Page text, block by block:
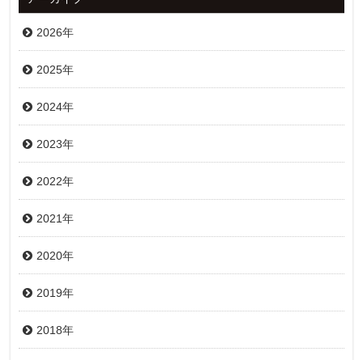
2026年
2025年
2024年
2023年
2022年
2021年
2020年
2019年
2018年